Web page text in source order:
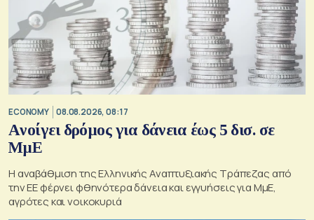
ECONOMY 08.08.2026, 08:17
Aνοίγει δρόμος για δάνεια έως 5 δισ. σε
ΜμΕ
Η αναβάθμιση της Ελληνικής Αναπτυξιακής Τράπεζας από
την ΕΕ φέρνει φθηνότερα δάνεια και εγγυήσεις για ΜμΕ,
αγρότες και νοικοκυριά